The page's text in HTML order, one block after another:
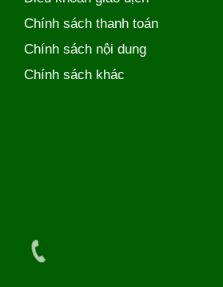
Chính sách thanh toán
Chính sách nội dung
Chính sách khác